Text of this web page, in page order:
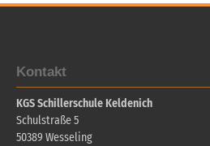
Kontakt
KGS Schillerschule Keldenich
Schulstraße 5
50389 Wesseling